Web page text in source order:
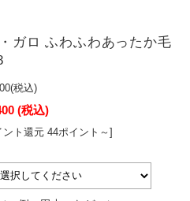
ガロ ふわふわあったか毛
(税込)
(税込)
ント還元 44ポイント～]